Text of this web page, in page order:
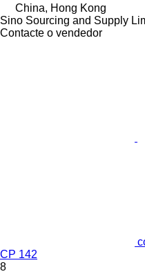
China, Hong Kong
Sino Sourcing and Supply
Contacte o vendedor
CP 142
8